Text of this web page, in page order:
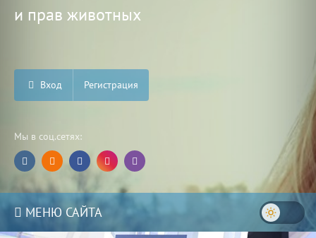
и прав животных
Вход Регистрация
Мы в соц.сетях:
МЕНЮ САЙТА